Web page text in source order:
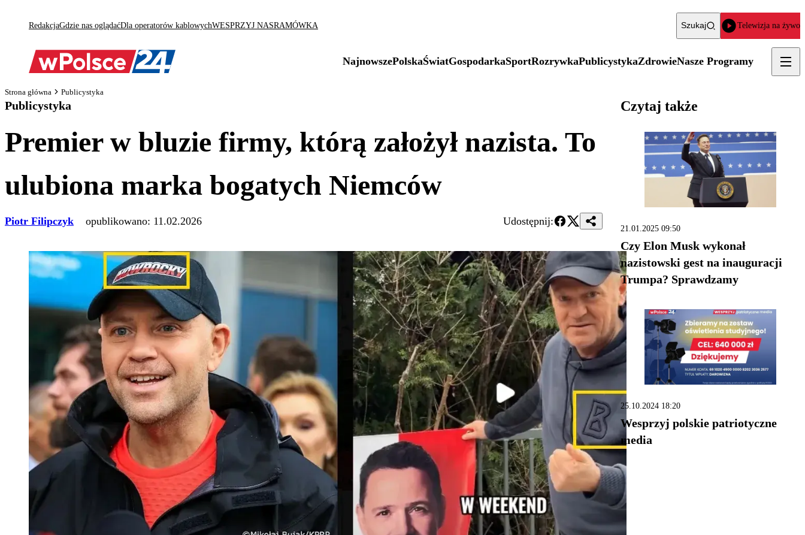
RedakcjaGdzie nas oglądaćDla operatorów kablowychWESPRZYJ NASRAMÓWKA Szukaj Telewizja na żywo
NajnowszePolskaŚwiatGospodarkaSportRozrywkaPublicystykaZdrowieNasze Programy
Strona główna Publicystyka
Publicystyka
Premier w bluzie firmy, którą założył nazista. To
ulubiona marka bogatych Niemców
Piotr Filipczyk opublikowano: 11.02.2026 Udostępnij:
Czytaj także
21.01.2025 09:50
Czy Elon Musk wykonał
nazistowski gest na inauguracji
Trumpa? Sprawdzamy
25.10.2024 18:20
Wesprzyj polskie patriotyczne
media